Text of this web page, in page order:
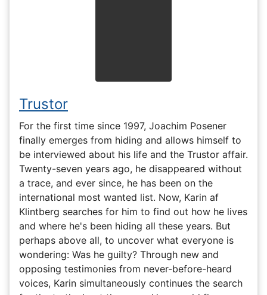
Trustor
For the first time since 1997, Joachim Posener
finally emerges from hiding and allows himself to
be interviewed about his life and the Trustor affair.
Twenty-seven years ago, he disappeared without
a trace, and ever since, he has been on the
international most wanted list. Now, Karin af
Klintberg searches for him to find out how he lives
and where he's been hiding all these years. But
perhaps above all, to uncover what everyone is
wondering: Was he guilty? Through new and
opposing testimonies from never-before-heard
voices, Karin simultaneously continues the search